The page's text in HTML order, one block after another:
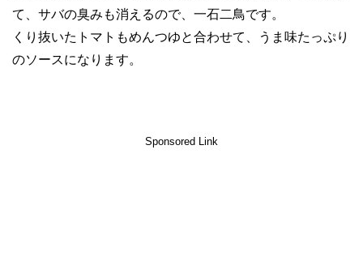
て、サバの臭みも消えるので、一石二鳥です。
くり抜いたトマトもめんつゆと合わせて、うま味たっぷり
のソースになります。
Sponsored Link